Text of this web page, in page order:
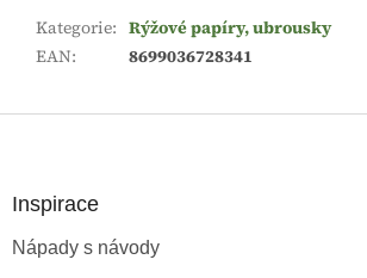
Kategorie: Rýžové papíry, ubrousky
EAN: 8699036728341
Inspirace
Nápady s návody